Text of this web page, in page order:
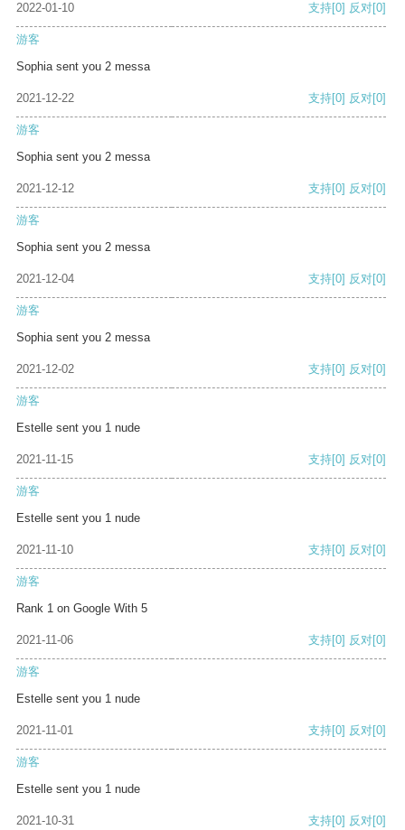
2022-01-10 支持[0] 反对[0]
游客
Sophia sent you 2 messa
2021-12-22 支持[0] 反对[0]
游客
Sophia sent you 2 messa
2021-12-12 支持[0] 反对[0]
游客
Sophia sent you 2 messa
2021-12-04 支持[0] 反对[0]
游客
Sophia sent you 2 messa
2021-12-02 支持[0] 反对[0]
游客
Estelle sent you 1 nude
2021-11-15 支持[0] 反对[0]
游客
Estelle sent you 1 nude
2021-11-10 支持[0] 反对[0]
游客
Rank 1 on Google With 5
2021-11-06 支持[0] 反对[0]
游客
Estelle sent you 1 nude
2021-11-01 支持[0] 反对[0]
游客
Estelle sent you 1 nude
2021-10-31 支持[0] 反对[0]